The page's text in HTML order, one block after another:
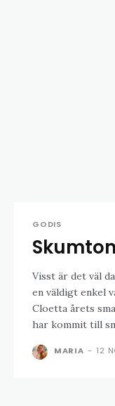
GODIS
Visst är det väl
en väldigt enkel
Cloetta årets
har kommit till
MARIA - 12